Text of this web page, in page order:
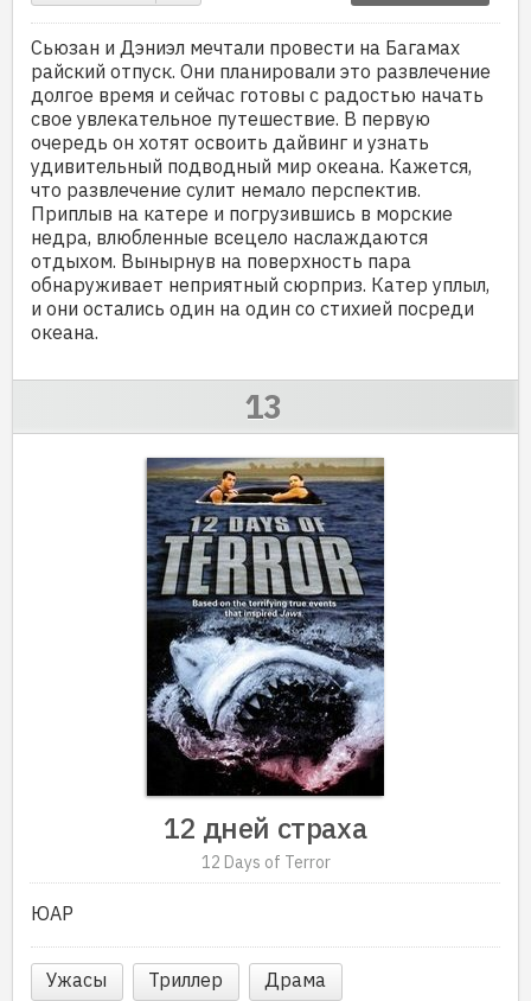
Сьюзан и Дэниэл мечтали провести на Багамах
райский отпуск. Они планировали это развлечение
долгое время и сейчас готовы с радостью начать
свое увлекательное путешествие. В первую
очередь он хотят освоить дайвинг и узнать
удивительный подводный мир океана. Кажется,
что развлечение сулит немало перспектив.
Приплыв на катере и погрузившись в морские
недра, влюбленные всецело наслаждаются
отдыхом. Вынырнув на поверхность пара
обнаруживает неприятный сюрприз. Катер уплыл,
и они остались один на один со стихией посреди
океана.
12 дней страха
12 Days of Terror
ЮАР
Ужасы Триллер Драма